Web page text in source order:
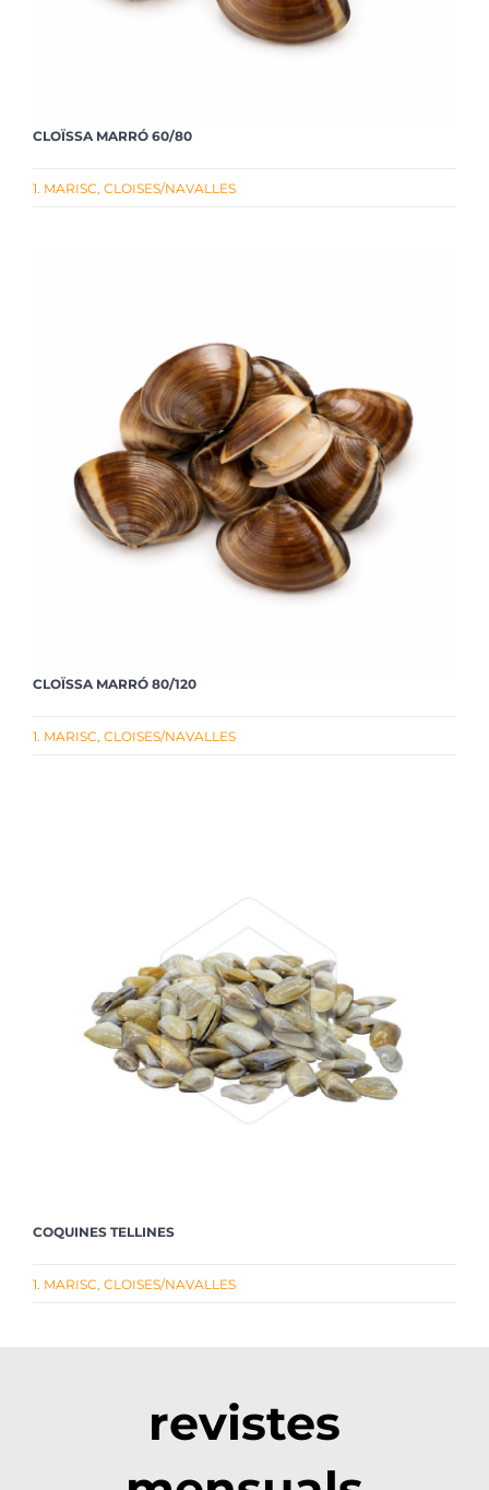
CLOÏSSA MARRÓ 60/80
1. MARISC, CLOISES/NAVALLES
CLOÏSSA MARRÓ 80/120
1. MARISC, CLOISES/NAVALLES
COQUINES TELLINES
1. MARISC, CLOISES/NAVALLES
revistes